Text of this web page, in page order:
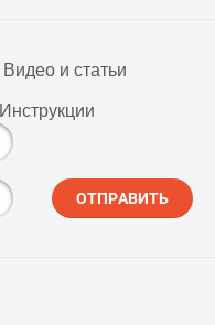
Видео и статьи
Инструкции
ОТПРАВИТЬ